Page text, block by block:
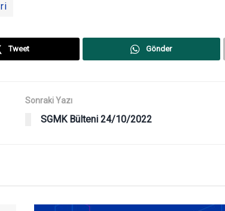
Tweet Gönder
Sonraki Yazı
SGMK Bülteni 24/10/2022